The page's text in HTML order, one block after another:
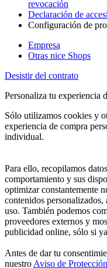
revocación
Declaración de
Configuración de
Empresa
Otras nice Shops
Desistir del contrato
Personaliza tu experiencia
Sólo utilizamos cookies y
experiencia de compra
individual.
Para ello, recopilamos
comportamiento y sus
optimizar constantemente
contenidos personalizados,
uso. También podemos
proveedores externos y
publicidad online, sólo si
Antes de dar tu
nuestroAviso de